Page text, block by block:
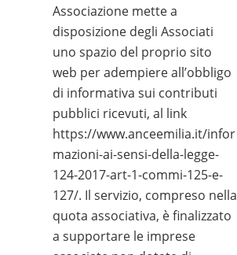
Associazione mette a
disposizione degli Associati
uno spazio del proprio sito
web per adempiere all’obbligo
di informativa sui contributi
pubblici ricevuti, al link
https://www.anceemilia.it/infor
mazioni-ai-sensi-della-legge-
124-2017-art-1-commi-125-e-
127/. Il servizio, compreso nella
quota associativa, è finalizzato
a supportare le imprese